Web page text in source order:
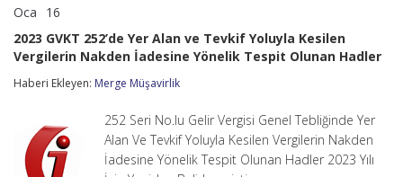
Oca 16
252’de
Yer
ve
Yoluyla
Kesilen
Vergilerin
Nakden
2023 GVKT 252’de Yer Alan ve Tevkif Yoluyla Kesilen
Vergilerin Nakden İadesine Yönelik Tespit Olunan Hadler
Haberi Ekleyen: Merge Müşavirlik
252 Seri No.lu Gelir Vergisi Genel Tebliğinde Yer
Alan Ve Tevkif Yoluyla Kesilen Vergilerin Nakden
İadesine Yönelik Tespit Olunan Hadler 2023 Yılı